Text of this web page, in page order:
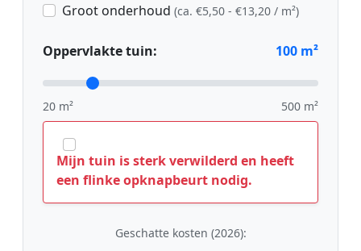
Groot onderhoud (ca. €5,50 - €13,20 / m²)
Oppervlakte tuin: 100 m²
20 m² 500 m²
Mijn tuin is sterk verwilderd en heeft
een flinke opknapbeurt nodig.
Geschatte kosten (2026):